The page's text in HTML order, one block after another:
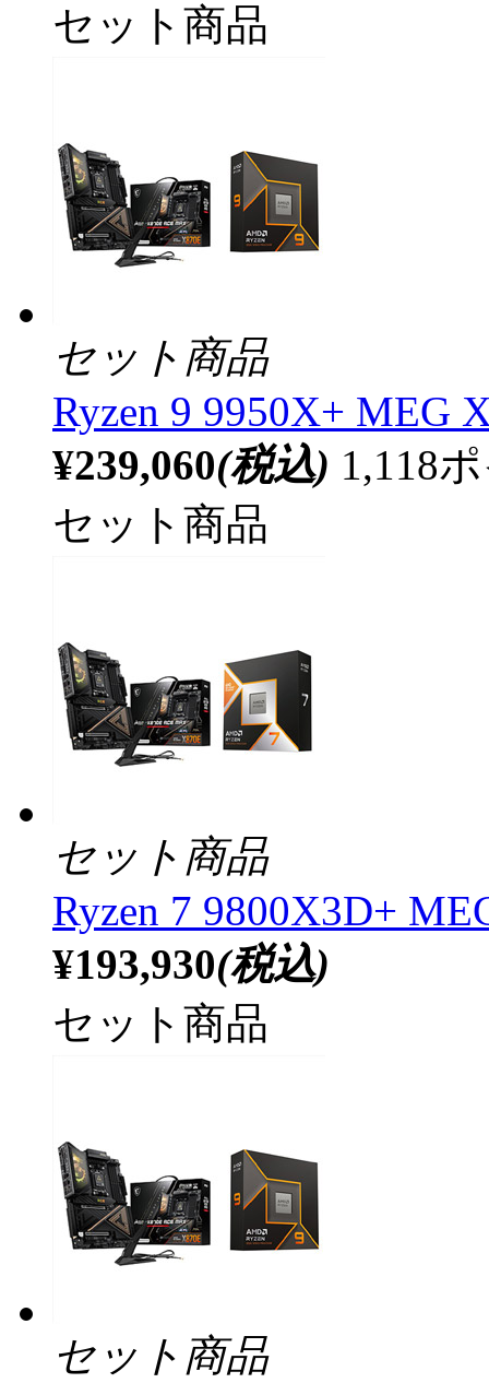
セット商品
セット商品
Ryzen 9 9950X+ MEG
¥239,060(税込) 1,118
セット商品
セット商品
Ryzen 7 9800X3D+
¥193,930(税込)
セット商品
セット商品